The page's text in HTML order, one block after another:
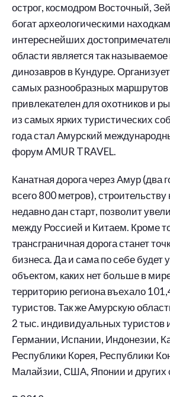
острог, космодром Восточный,
богат археологическими
интереснейших
области является так
динозавров в Кундуре.
самых разнообразных
привлекателен для охотников и
из самых ярких туристических
года стал Амурский
форум AMUR TRAVEL.
Канатная дорога через Амур (два
всего 800 метров),
недавно дан старт, позволит
между Россией и Китаем. Кроме
трансграничная дорога станет
бизнеса. Да и сама по себе будет
объектом, каких нет больше в
территорию региона въехало
туристов. Так же Амурскую
2 тыс. индивидуальных туристов
Германии, Испании, Индонезии,
Республики Корея, Республики
Малайзии, США, Японии и других